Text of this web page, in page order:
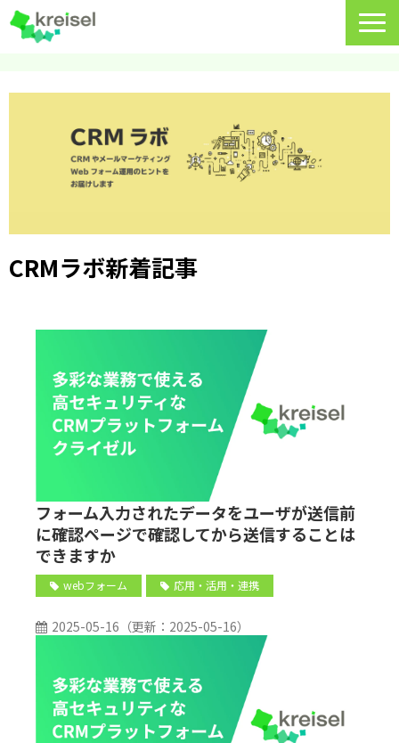
クライゼルの使い方
導入事例
料金・プラン
CRMラボ新着記事
フォーム入力されたデータをユーザが送信前
に確認ページで確認してから送信することは
できますか
webフォーム 応用・活用・連携
2025-05-16 （更新： 2025-05-16）